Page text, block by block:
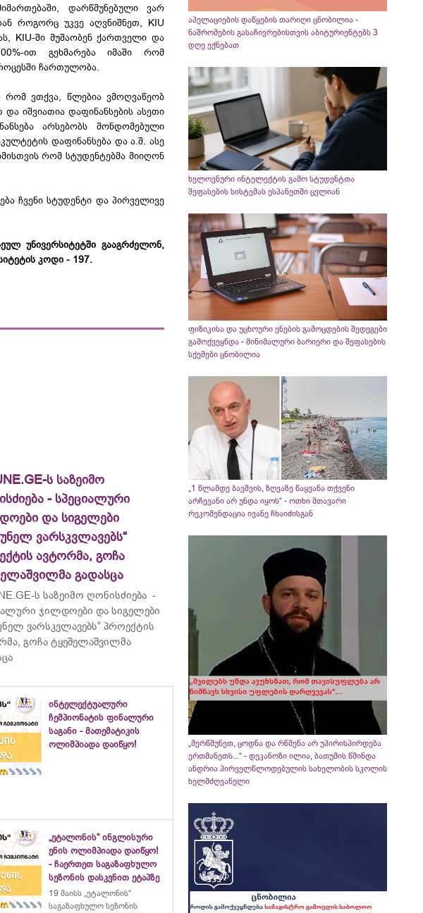
დარწმუნებული ვარ
როგორც უკვე აღვნიშნეთ, KIU
KIU-ში მუშაობენ ქართველი და
ით გეხმარება იმაში რომ
ჩართულობა.
ვთქვა, წლებია ვმოღვაწეობ
იშვიათია დაფინანსების ასეთი
არსებობს მონდომებული
დაფინანსება და ა.შ. ასე
რომ სტუდენტებმა მიიღონ
ჩვენი სტუდენტი და პირველივე
უნივერსიტეტში გააგრძელონ,
კოდი - 197.
ს საზეიმო
- სპეციალური
და სიგელები
ვარსკვლავებს“
ავტორმა, გოჩა
გადასცა
ს საზეიმო ღონისძიება -
ჯილდოები და სიგელები
ვარსკვლავებს“ პროექტის
გოჩა ტყეშელაშვილმა
ინტელექტუალური
ჩემპიონატის ფინალური
საგანი - მათემატიკის
ოლიმპიადა დაიწყო!
„ეტალონის“ ინგლისური
ენის ოლიმპიადა დაიწყო!
- ჩაერთეთ საგაზაფხულო
სეზონის დასკვნით ეტაპზე
19 მაისს „ეტალონის“
საგაზაფხულო სეზონის
აპელაციების დაწყების თარიღი ცნობილია -
ნაშრომების გასაჩივრებისთვის აბიტურიენტებს 3
დღე ექნებათ
ხელოვნური ინტელექტის გამო სტუდენტთა
შეფასების სისტემას ესპანეთში ცვლიან
ფიზიკისა და უცხოური ენების გამოცდების შედეგები
გამოქვეყნდა - მინიმალური ბარიერი და შეფასების
სქემები ცნობილია
„1 წლამდე ბავშვის, ზღვაზე წაყვანა თქვენი
არჩევანი არ უნდა იყოს“ - ოთხი მთავარი
რეკომენდაცია ივანე ჩხაიძისგან
„მერწმუნეთ, ცოდნა და რწმენა არ უპირისპირდება
ერთმანეთს...“ - დეკანოზი ილია, ბათუმის წმინდა
ანდრია პირველწლოდებულის სახელობის სკოლის
ხელმძღვანელი